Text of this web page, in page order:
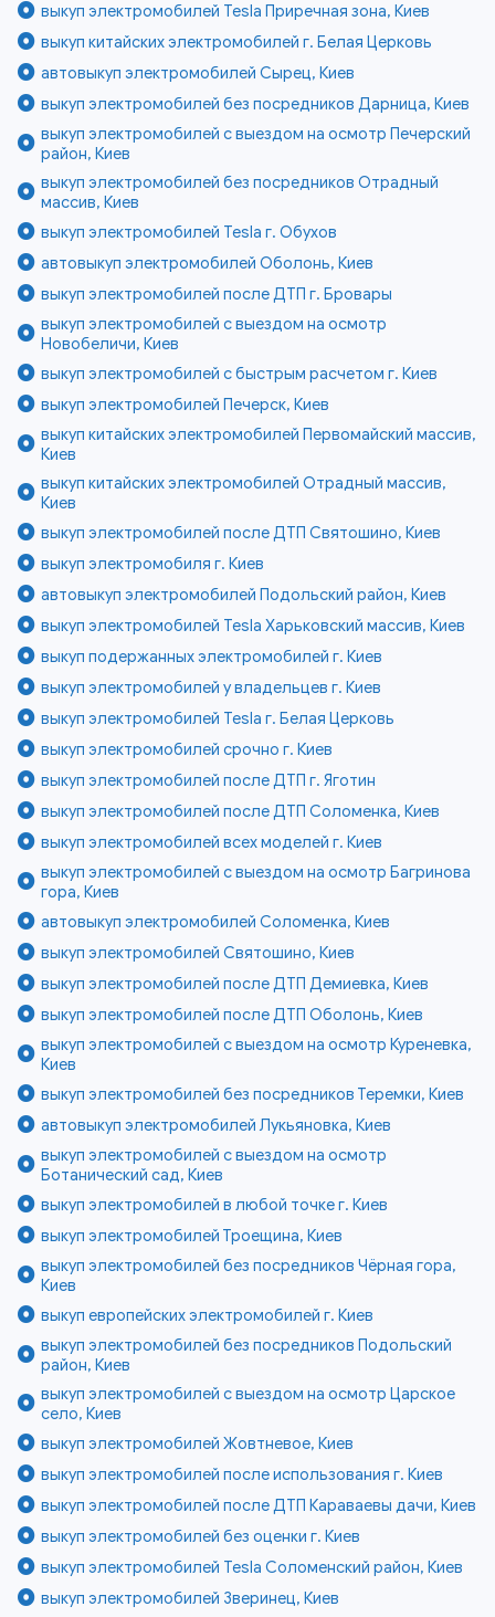
выкуп электромобилей Tesla Приречная зона, Киев
выкуп китайских электромобилей г. Белая Церковь
автовыкуп электромобилей Сырец, Киев
выкуп электромобилей без посредников Дарница, Киев
выкуп электромобилей с выездом на осмотр Печерский
район, Киев
выкуп электромобилей без посредников Отрадный
массив, Киев
выкуп электромобилей Tesla г. Обухов
автовыкуп электромобилей Оболонь, Киев
выкуп электромобилей после ДТП г. Бровары
выкуп электромобилей с выездом на осмотр
Новобеличи, Киев
выкуп электромобилей с быстрым расчетом г. Киев
выкуп электромобилей Печерск, Киев
выкуп китайских электромобилей Первомайский массив,
Киев
выкуп китайских электромобилей Отрадный массив,
Киев
выкуп электромобилей после ДТП Святошино, Киев
выкуп электромобиля г. Киев
автовыкуп электромобилей Подольский район, Киев
выкуп электромобилей Tesla Харьковский массив, Киев
выкуп подержанных электромобилей г. Киев
выкуп электромобилей у владельцев г. Киев
выкуп электромобилей Tesla г. Белая Церковь
выкуп электромобилей срочно г. Киев
выкуп электромобилей после ДТП г. Яготин
выкуп электромобилей после ДТП Соломенка, Киев
выкуп электромобилей всех моделей г. Киев
выкуп электромобилей с выездом на осмотр Багринова
гора, Киев
автовыкуп электромобилей Соломенка, Киев
выкуп электромобилей Святошино, Киев
выкуп электромобилей после ДТП Демиевка, Киев
выкуп электромобилей после ДТП Оболонь, Киев
выкуп электромобилей с выездом на осмотр Куреневка,
Киев
выкуп электромобилей без посредников Теремки, Киев
автовыкуп электромобилей Лукьяновка, Киев
выкуп электромобилей с выездом на осмотр
Ботанический сад, Киев
выкуп электромобилей в любой точке г. Киев
выкуп электромобилей Троещина, Киев
выкуп электромобилей без посредников Чёрная гора,
Киев
выкуп европейских электромобилей г. Киев
выкуп электромобилей без посредников Подольский
район, Киев
выкуп электромобилей с выездом на осмотр Царское
село, Киев
выкуп электромобилей Жовтневое, Киев
выкуп электромобилей после использования г. Киев
выкуп электромобилей после ДТП Караваевы дачи, Киев
выкуп электромобилей без оценки г. Киев
выкуп электромобилей Tesla Соломенский район, Киев
выкуп электромобилей Зверинец, Киев